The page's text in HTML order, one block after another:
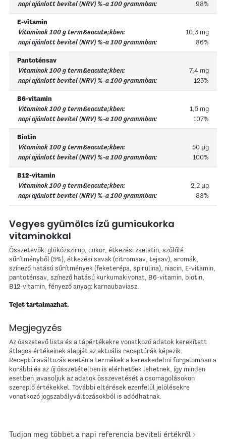
98%
E-vitamin
10,3 mg
86%
Pantoténsav
7,4 mg
123%
B6-vitamin
1,5 mg
107%
Biotin
50 µg
100%
B12-vitamin
2,2 µg
88%
Vegyes gyümölcs ízű gumicukorka
vitaminokkal
Összetevők: glükózszirup, cukor, étkezési zselatin, szőlőlé
sűrítményből (5%), étkezési savak (citromsav, tejsav), aromák,
színező hatású sűrítmények (feketerépa, spirulina), niacin, E-vitamin,
pantoténsav, színező hatású kurkumakivonat, B6-vitamin, biotin,
B12-vitamin, fényező anyag: karnaubaviasz.
Tejet tartalmazhat.
Megjegyzés
Az összetevő lista és a tápértékekre vonatkozó adatok kerekített
átlagos értékeinek alapját az aktuális receptúrák képezik.
Receptúraváltozás esetén a termékek a kereskedelmi forgalomban a
korábbi és az új összetételben is elérhetőek lehetnek, így minden
esetben javasoljuk az adatok összevetését a csomagolásokon
szereplő értékekkel. További eltérések ezenfelül jelölésekre
vonatkozó jogszabályváltozásokból is adódhatnak.
Tudjon meg többet a napi referencia beviteli értékről